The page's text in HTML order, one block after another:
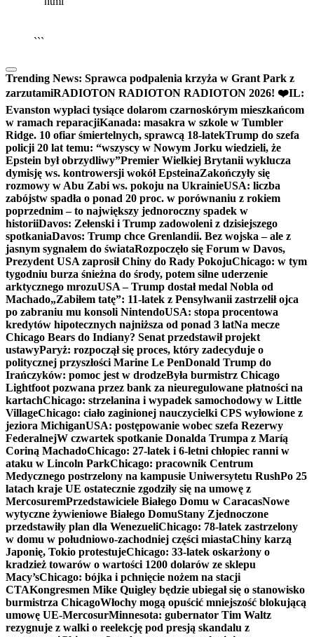
```
Trending News: Sprawca podpalenia krzyża w Grant Park z
zarzutamiRADIOTON RADIOTON RADIOTON 2026! ❤️IL:
Evanston wypłaci tysiące dolarom czarnoskórym mieszkańcom
w ramach reparacjiKanada: masakra w szkole w Tumbler
Ridge. 10 ofiar śmiertelnych, sprawcą 18-latekTrump do szefa
policji 20 lat temu: “wszyscy w Nowym Jorku wiedzieli, że
Epstein był obrzydliwy”Premier Wielkiej Brytanii wyklucza
dymisję ws. kontrowersji wokół EpsteinaZakończyły się
rozmowy w Abu Zabi ws. pokoju na UkrainieUSA: liczba
zabójstw spadła o ponad 20 proc. w porównaniu z rokiem
poprzednim – to największy jednoroczny spadek w
historiiDavos: Zełenski i Trump zadowoleni z dzisiejszego
spotkaniaDavos: Trump chce Grenlandii. Bez wojska – ale z
jasnym sygnałem do świataRozpoczęło się Forum w Davos,
Prezydent USA zaprosił Chiny do Rady PokojuChicago: w tym
tygodniu burza śnieżna do środy, potem silne uderzenie
arktycznego mrozuUSA – Trump dostał medal Nobla od
Machado„Zabiłem tatę”: 11-latek z Pensylwanii zastrzelił ojca
po zabraniu mu konsoli NintendoUSA: stopa procentowa
kredytów hipotecznych najniższa od ponad 3 latNa mecze
Chicago Bears do Indiany? Senat przedstawił projekt
ustawyParyż: rozpoczął się proces, który zadecyduje o
politycznej przyszłości Marine Le PenDonald Trump do
Irańczyków: pomoc jest w drodzeByła burmistrz Chicago
Lightfoot pozwana przez bank za nieuregulowane płatności na
kartachChicago: strzelanina i wypadek samochodowy w Little
VillageChicago: ciało zaginionej nauczycielki CPS wyłowione z
jeziora MichiganUSA: postępowanie wobec szefa Rezerwy
FederalnejW czwartek spotkanie Donalda Trumpa z Maríą
Coriną MachadoChicago: 27-latek i 6-letni chłopiec ranni w
ataku w Lincoln ParkChicago: pracownik Centrum
Medycznego postrzelony na kampusie Uniwersytetu RushPo 25
latach kraje UE ostatecznie zgodziły się na umowę z
MercosuremPrzedstawiciele Białego Domu w CaracasNowe
wytyczne żywieniowe Białego DomuStany Zjednoczone
przedstawiły plan dla WenezueliChicago: 78-latek zastrzelony
w domu w południowo-zachodniej części miastaChiny karzą
Japonię, Tokio protestujeChicago: 33-latek oskarżony o
kradzież towarów o wartości 1200 dolarów ze sklepu
Macy’sChicago: bójka i pchnięcie nożem na stacji
CTAKongresmen Mike Quigley będzie ubiegał się o stanowisko
burmistrza ChicagoWłochy mogą opuścić mniejszość blokującą
umowę UE-MercosurMinnesota: gubernator Tim Waltz
rezygnuje z walki o reelekcję pod presją skandalu z